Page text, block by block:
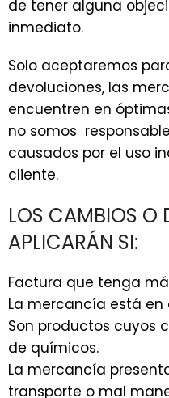
de tener alguna
inmediato.
Solo aceptaremos
devoluciones, las
encuentren en
no somos
causados por el uso
cliente.
LOS CAMBIOS O
APLICARÁN SI:
Factura que tenga
La mercancía está en
Son productos cuyos
de químicos.
La mercancía
transporte o mal